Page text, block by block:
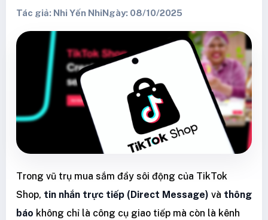
Tác giả: Nhi Yến NhiNgày: 08/10/2025
Trong vũ trụ mua sắm đầy sôi động của TikTok
Shop, tin nhắn trực tiếp (Direct Message) và thông
báo không chỉ là công cụ giao tiếp mà còn là kênh